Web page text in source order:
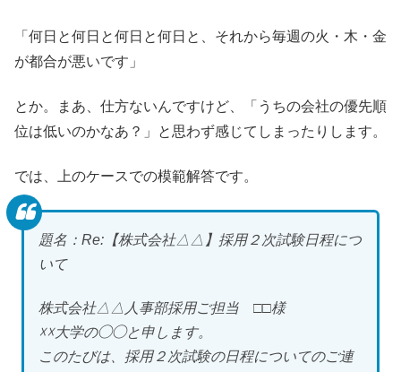
「何日と何日と何日と何日と、それから毎週の火・木・金
が都合が悪いです」
とか。まあ、仕方ないんですけど、「うちの会社の優先順
位は低いのかなあ？」と思わず感じてしまったりします。
では、上のケースでの模範解答です。
題名：Re:【株式会社△△】採用２次試験日程につ
いて
株式会社△△人事部採用ご担当 □□様
☓☓大学の◯◯と申します。
このたびは、採用２次試験の日程についてのご連